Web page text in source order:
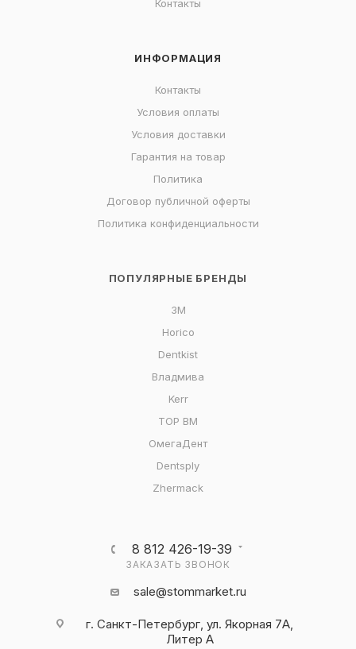
Контакты
ИНФОРМАЦИЯ
Контакты
Условия оплаты
Условия доставки
Гарантия на товар
Политика
Договор публичной оферты
Политика конфиденциальности
ПОПУЛЯРНЫЕ БРЕНДЫ
3M
Horico
Dentkist
Владмива
Kerr
ТОР ВМ
ОмегаДент
Dentsply
Zhermack
8 812 426-19-39
ЗАКАЗАТЬ ЗВОНОК
sale@stommarket.ru
г. Cанкт-Петербург, ул. Якорная 7А,
Литер А